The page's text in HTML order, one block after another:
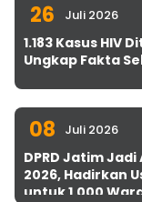
26 Juli 2026
1.183 Kasus HIV
Ungkap Fakta
08 Juli 2026
DPRD Jatim
2026, Hadirkan
untuk 1.000